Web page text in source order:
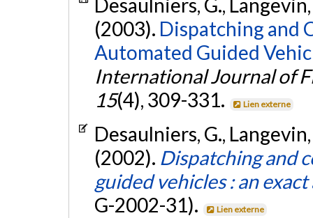
(2003). Dispatching and
Automated Guided
International Journal of
15(4), 309-331. Lien externe
Desaulniers, G.,
(2002). Dispatching and
guided vehicles : an
G-2002-31).
Lien externe